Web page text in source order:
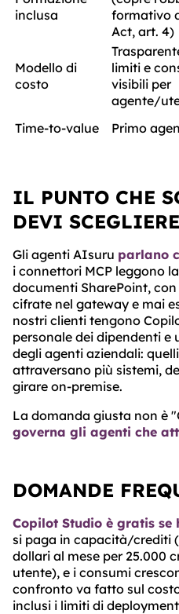
inclusa
formativo
Act, art. 4)
Modello di
costo
limiti e
visibili per
agente/
Time-to-value Primo
IL PUNTO CHE
DEVI SCEGLIERE
Gli agenti AIsuru parlano
i connettori MCP leggono
documenti SharePoint,
cifrate nel gateway e mai
nostri clienti tengono
personale dei dipendenti
degli agenti aziendali:
attraversano più sistemi,
girare on-premise.
La domanda giusta non è
governa gli agenti che
DOMANDE
Copilot Studio è gratis se
si paga in capacità/crediti
dollari al mese per 25.000
utente), e i consumi
confronto va fatto sul
inclusi i limiti di